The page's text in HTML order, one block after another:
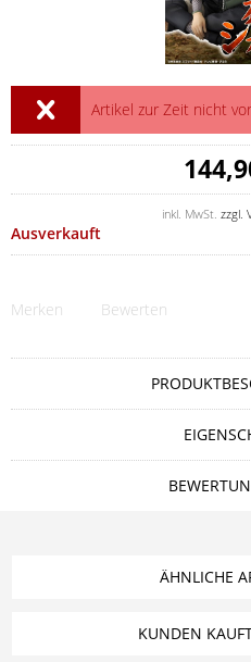
Artikel zur Zeit nicht
inkl. MwSt. zzgl.
Ausverkauft
Merken Bewerten
ÄHNLICHE
KUNDEN